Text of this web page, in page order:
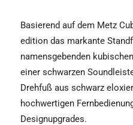
Basierend auf dem Metz
edition das markante
namensgebenden
einer schwarzen
Drehfuß aus schwarz
hochwertigen
Designupgrades.